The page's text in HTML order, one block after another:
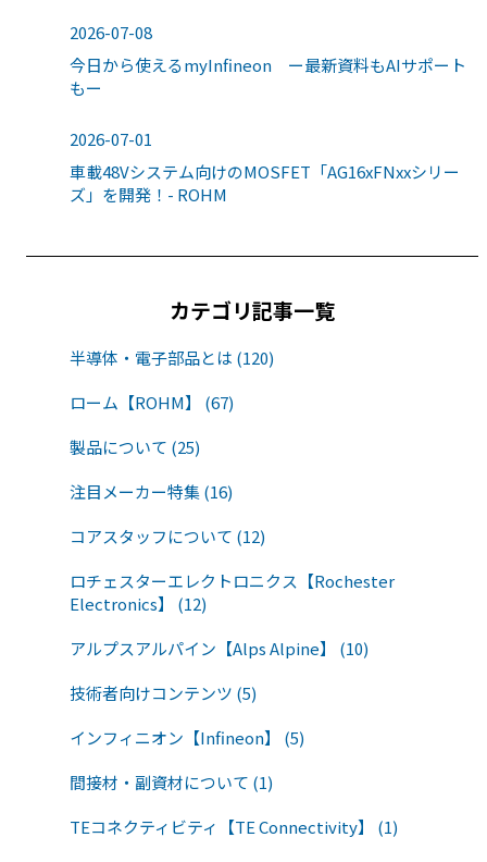
2026-07-08
今日から使えるmyInfineon ー最新資料もAIサポート
もー
2026-07-01
車載48Vシステム向けのMOSFET「AG16xFNxxシリー
ズ」を開発！- ROHM
カテゴリ記事一覧
半導体・電子部品とは (120)
ローム【ROHM】 (67)
製品について (25)
注目メーカー特集 (16)
コアスタッフについて (12)
ロチェスターエレクトロニクス【Rochester
Electronics】 (12)
アルプスアルパイン【Alps Alpine】 (10)
技術者向けコンテンツ (5)
インフィニオン【Infineon】 (5)
間接材・副資材について (1)
TEコネクティビティ【TE Connectivity】 (1)